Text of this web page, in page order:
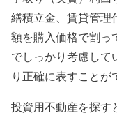
繕積立金、賃貸管理
額を購入価格で割っ
でしっかり考慮して
り正確に表すことが
投資用不動産を探す